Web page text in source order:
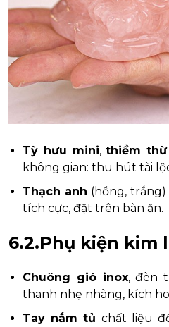
Tỳ hưu mini,thiềm thừ
không gian: thu hút tài
Thạch anh (hồng,
tích cực, đặt trên bàn ăn.
6.2.Phụ kiện kim
Chuông gió inox, đèn
thanh nhẹ nhàng, kích
Tay nắm tủ chất liệu